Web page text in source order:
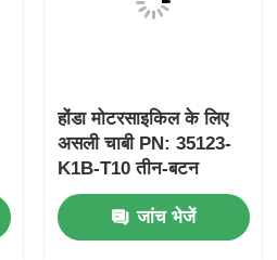
होंडा मोटरसाइकिल के लिए
असली चाबी PN: 35123-
K1B-T10 तीन-बटन
FSK433.92MHz
ID47chip रिमोट कार की
जांच भेजें